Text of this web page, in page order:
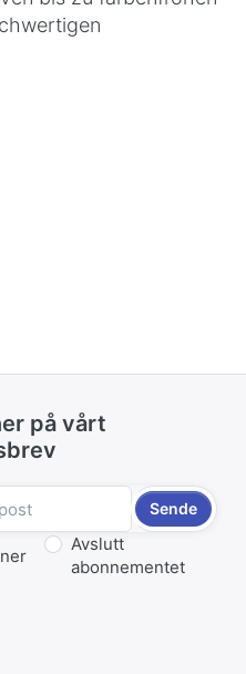
på vårt
Sende
Avslutt
abonnementet